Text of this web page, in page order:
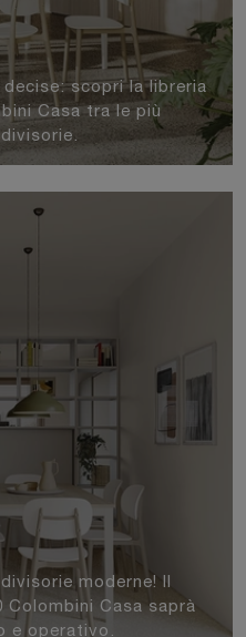
scopri la libreria
Casa tra le più
moderne! Il
Casa saprà
e operativo.